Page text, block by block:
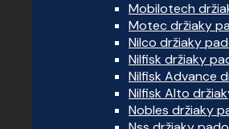
Mobilotech
Motec držiaky
Nilco držiaky
Nilfisk držiaky
Nilfisk Advance
Nilfisk Alto
Nobles držiaky